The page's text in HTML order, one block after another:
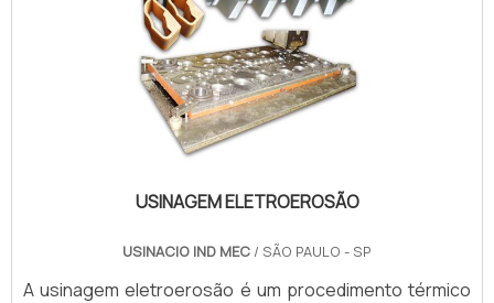
USINAGEM ELETROEROSÃO
USINACIO IND MEC / SÃO PAULO - SP
A usinagem eletroerosão é um procedimento térmico